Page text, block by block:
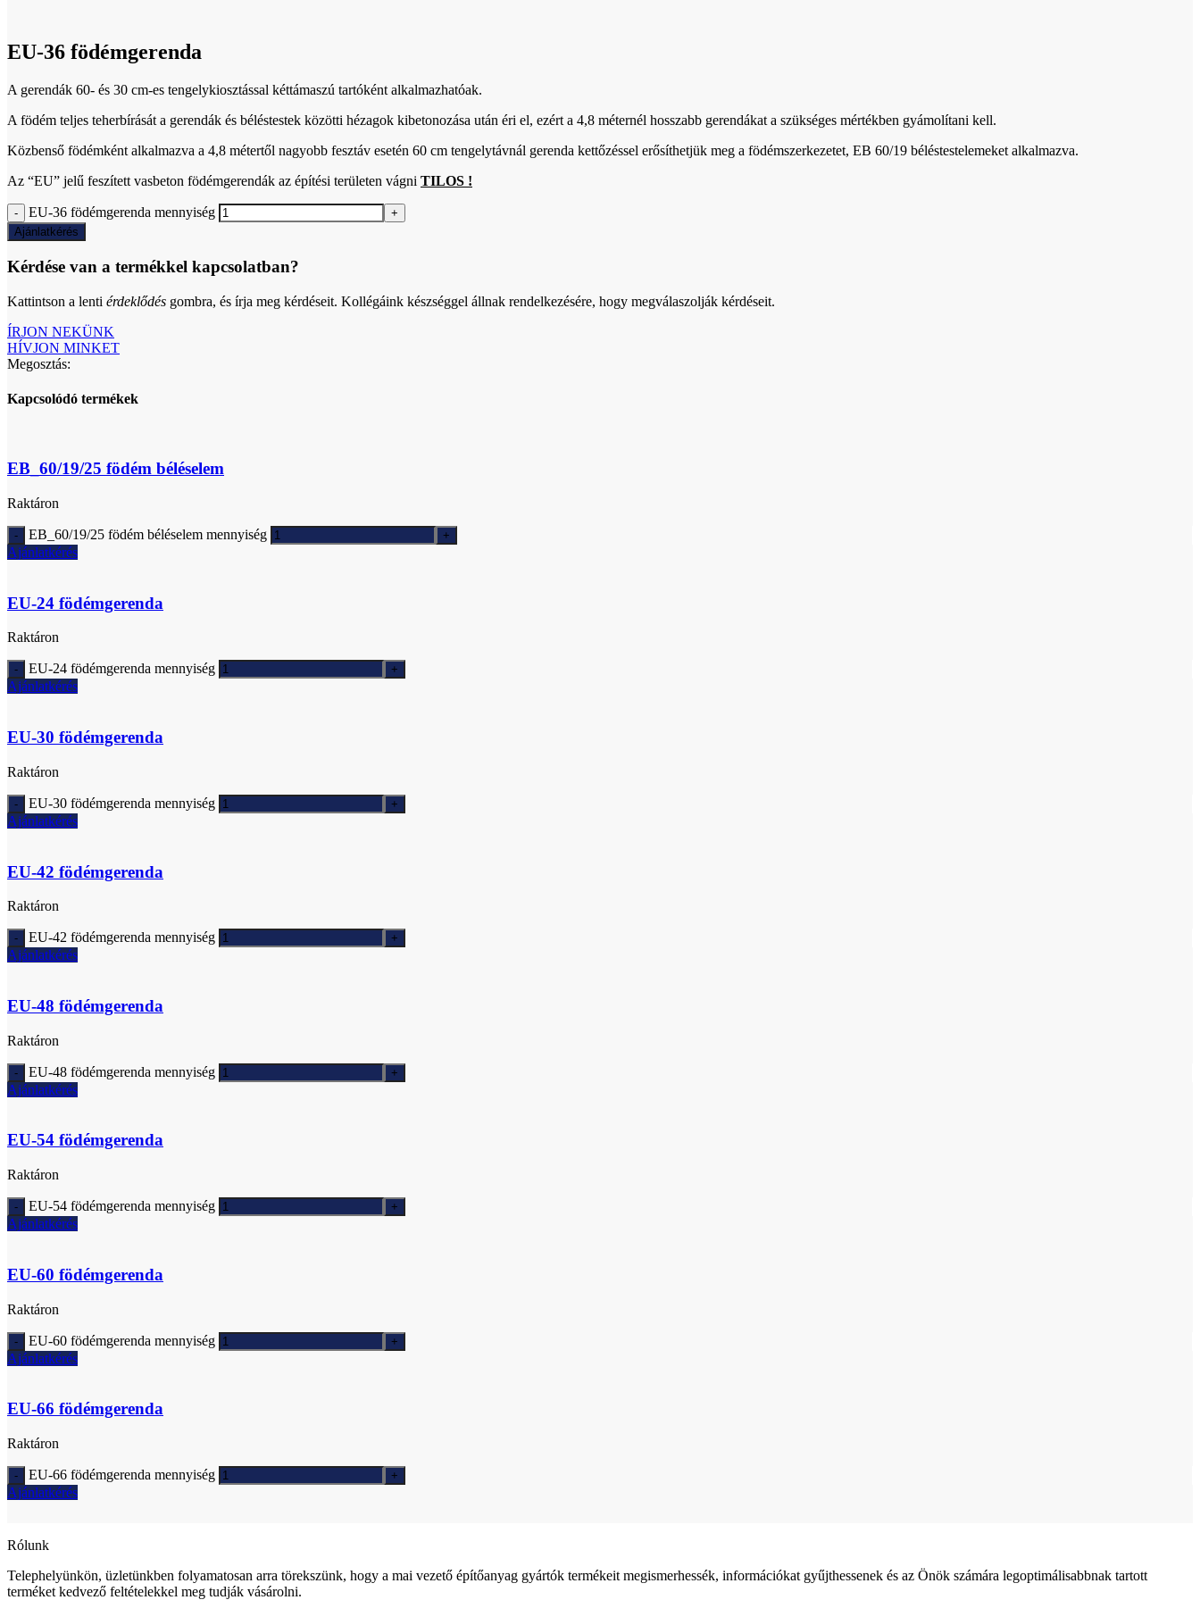
EU-36 födémgerenda
A gerendák 60- és 30 cm-es tengelykiosztással kéttámaszú tartóként alkalmazhatóak.
A födém teljes teherbírását a gerendák és béléstestek közötti hézagok kibetonozása után éri el, ezért a 4,8 méternél hosszabb gerendákat a szükséges mértékben gyámolítani kell.
Közbenső födémként alkalmazva a 4,8 métertől nagyobb fesztáv esetén 60 cm tengelytávnál gerenda kettőzéssel erősíthetjük meg a födémszerkezetet, EB 60/19 béléstestelemeket alkalmazva.
Az “EU” jelű feszített vasbeton födémgerendák az építési területen vágni TILOS !
EU-36 födémgerenda mennyiség
Ajánlatkérés
Kérdése van a termékkel kapcsolatban?
Kattintson a lenti érdeklődés gombra, és írja meg kérdéseit. Kollégáink készséggel állnak rendelkezésére, hogy megválaszolják kérdéseit.
ÍRJON NEKÜNK
HÍVJON MINKET
Megosztás:
Kapcsolódó termékek
EB_60/19/25 födém béléselem
Raktáron
EB_60/19/25 födém béléselem mennyiség
Ajánlatkérés
EU-24 födémgerenda
Raktáron
EU-24 födémgerenda mennyiség
Ajánlatkérés
EU-30 födémgerenda
Raktáron
EU-30 födémgerenda mennyiség
Ajánlatkérés
EU-42 födémgerenda
Raktáron
EU-42 födémgerenda mennyiség
Ajánlatkérés
EU-48 födémgerenda
Raktáron
EU-48 födémgerenda mennyiség
Ajánlatkérés
EU-54 födémgerenda
Raktáron
EU-54 födémgerenda mennyiség
Ajánlatkérés
EU-60 födémgerenda
Raktáron
EU-60 födémgerenda mennyiség
Ajánlatkérés
EU-66 födémgerenda
Raktáron
EU-66 födémgerenda mennyiség
Ajánlatkérés
Rólunk
Telephelyünkön, üzletünkben folyamatosan arra törekszünk, hogy a mai vezető építőanyag gyártók termékeit megismerhessék, információkat gyűjthessenek és az Önök számára legoptimálisabbnak tartott
terméket kedvező feltételekkel meg tudják vásárolni.